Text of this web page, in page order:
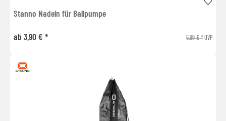
Stanno Nadeln für Ballpumpe
ab 3,90 € * 5,99 € *UVP